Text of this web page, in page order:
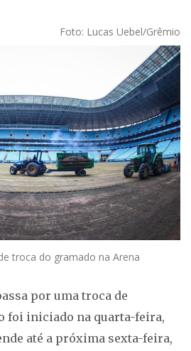
Foto: Lucas Uebel/Grêmio
troca do gramado na Arena
por uma troca de
foi iniciado na quarta-feira,
até a próxima sexta-feira,